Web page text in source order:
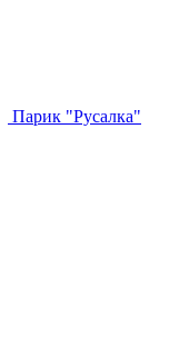
Парик "Русалка"